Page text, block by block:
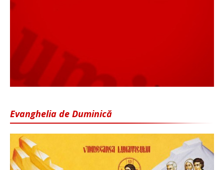
Evanghelia de Duminică